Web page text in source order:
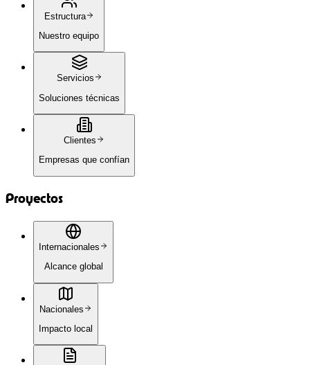
Estructura
Nuestro equipo
Servicios
Soluciones técnicas
Clientes
Empresas que confían
Proyectos
Internacionales
Alcance global
Nacionales
Impacto local